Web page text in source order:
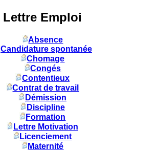
Lettre Emploi
Absence
Candidature spontanée
Chomage
Congés
Contentieux
Contrat de travail
Démission
Discipline
Formation
Lettre Motivation
Licenciement
Maternité